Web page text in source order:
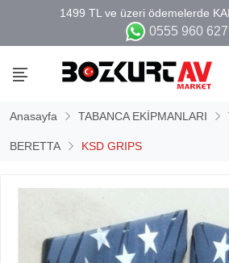
0555 960
Anasayfa TABANCA EKİPMANLARI
BERETTA KSD GRIPS